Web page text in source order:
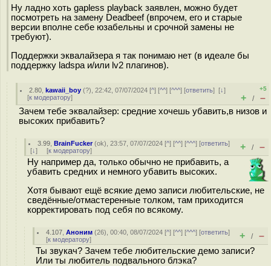
Ну ладно хоть gapless playback заявлен, можно будет
посмотреть на замену Deadbeef (впрочем, его и старые
версии вполне себе юзабельны и срочной замены не
требуют).
Поддержки эквалайзера я так понимаю нет (в идеале бы
поддержку ladspa и/или lv2 плагинов).
2.80 ,kawaii_boy (?), 22:42, 07/07/2024 [^] [^^] [^^^] [ответить][↓]
[к модератору]
+5
+ / –
Зачем тебе эквалайзер: средние хочешь убавить,в низов и
высоких прибавить?
3.99 ,BrainFucker(ok), 23:57, 07/07/2024 [^] [^^] [^^^] [ответить]
[↓] [к модератору] + / –
Ну например да, только обычно не прибавить, а
убавить средних и немного убавить высоких.
Хотя бывают ещё всякие демо записи любительские, не
сведённые/отмастеренные толком, там приходится
корректировать под себя по всякому.
4.107 ,Аноним (26), 00:40, 08/07/2024 [^] [^^] [^^^] [ответить]
[к модератору] + / –
Ты звукач? Зачем тебе любительские демо записи?
Или ты любитель подвального блэка?